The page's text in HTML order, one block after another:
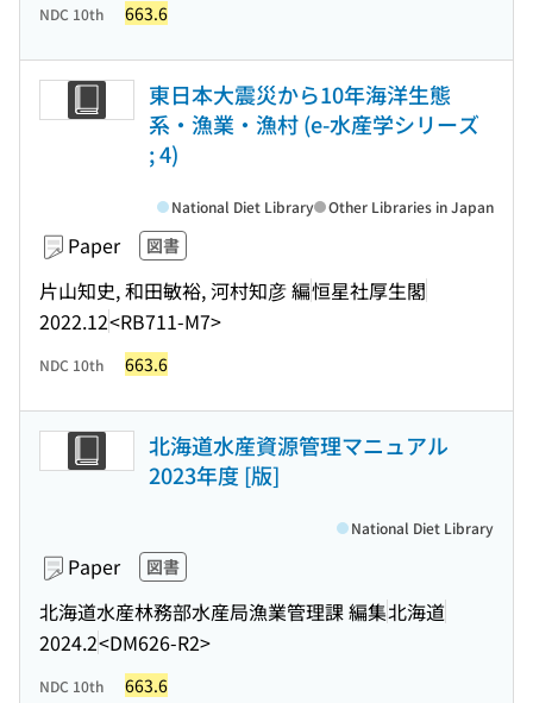
NDC 10th 663.6
東日本大震災から10年海洋生態
系・漁業・漁村 (e-水産学シリーズ
; 4)
Paper 図書
片山知史, 和田敏裕, 河村知彦 編恒星社厚生閣
2022.12<RB711-M7>
National Diet Library Other Libraries in Japan
NDC 10th 663.6
北海道水産資源管理マニュアル
2023年度 [版]
Paper 図書
北海道水産林務部水産局漁業管理課 編集北海道
2024.2<DM626-R2>
National Diet Library
NDC 10th 663.6